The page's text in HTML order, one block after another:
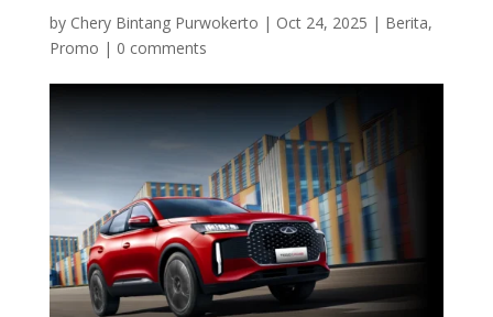
by Chery Bintang Purwokerto | Oct 24, 2025 | Berita,
Promo | 0 comments